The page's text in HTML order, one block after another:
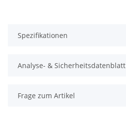
Spezifikationen
Analyse- & Sicherheitsdatenblatt
Frage zum Artikel